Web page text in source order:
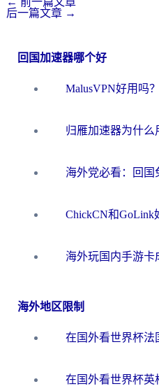
后一篇文章 →
回国加速器哪个好
海外地区限制